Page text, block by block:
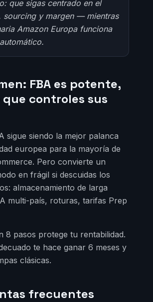
que sigas centrado en el
sourcing y margen — mientras
Amazon Europa funciona
FBA es potente,
que controles sus
sigue siendo la mejor palanca
europea para la mayoría de
Pero convierte un
en frágil si descuidas los
almacenamiento de larga
multi-país, roturas, tarifas Prep
8 pasos protege tu rentabilidad.
te hace ganar 6 meses y
clásicas.
frecuentes